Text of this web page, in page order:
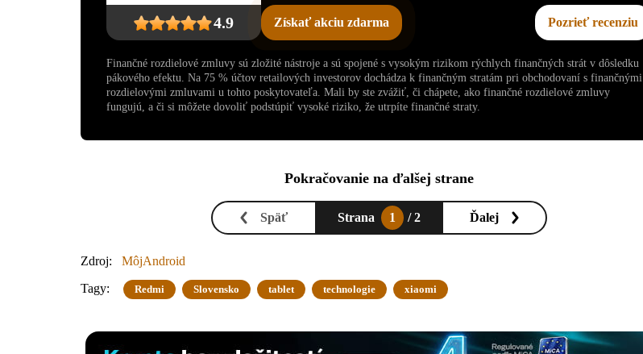
4.9 Získať akciu zdarma Pozrieť recenziu
Finančné rozdielové zmluvy sú zložité nástroje a sú spojené s vysokým rizikom rýchlych finančných strát v dôsledku
pákového efektu. Na 75 % účtov retailových investorov dochádza k finančným stratám pri obchodovaní s finančnými
rozdielovými zmluvami u tohto poskytovateľa. Mali by ste zvážiť, či chápete, ako finančné rozdielové zmluvy
fungujú, a či si môžete dovoliť podstúpiť vysoké riziko, že utrpíte finančné straty.
Pokračovanie na ďalšej strane
Späť Strana 1 / 2 Ďalej
Zdroj:
MôjAndroid
Tagy:
Redmi Slovensko tablet technologie xiaomi